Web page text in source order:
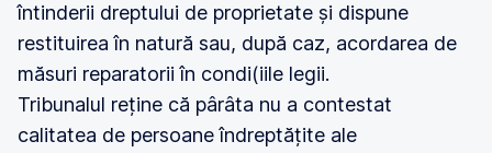
întinderii dreptului de proprietate și dispune
restituirea în natură sau, după caz, acordarea de
măsuri reparatorii în condi(iile legii.
Tribunalul reține că pârâta nu a contestat
calitatea de persoane îndreptățite ale